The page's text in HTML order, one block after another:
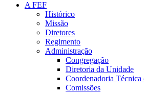
A FEF
Histórico
Missão
Diretores
Regimento
Administração
Congregação
Diretoria da Unidade
Coordenadoria Técnica
Comissões